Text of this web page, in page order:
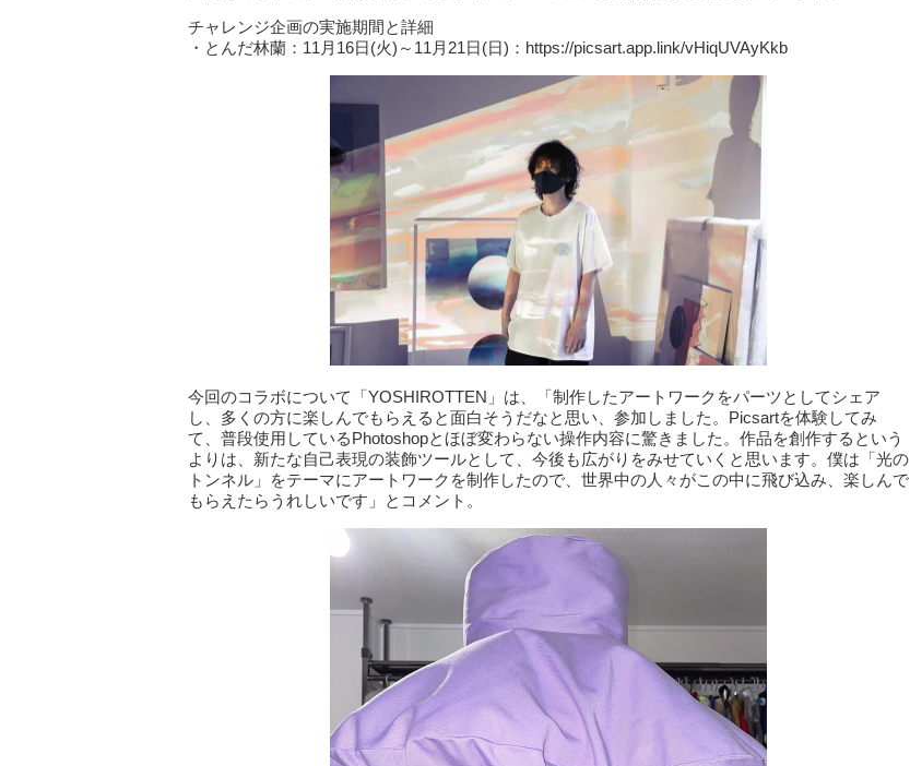
チャレンジ企画の実施期間と詳細
・とんだ林蘭：11月16日(火)～11月21日(日)：https://picsart.app.link/vHiqUVAyKkb
今回のコラボについて「YOSHIROTTEN」は、「制作したアートワークをパーツとしてシェア
し、多くの方に楽しんでもらえると面白そうだなと思い、参加しました。Picsartを体験してみ
て、普段使用しているPhotoshopとほぼ変わらない操作内容に驚きました。作品を創作するという
よりは、新たな自己表現の装飾ツールとして、今後も広がりをみせていくと思います。僕は「光の
トンネル」をテーマにアートワークを制作したので、世界中の人々がこの中に飛び込み、楽しんで
もらえたらうれしいです」とコメント。